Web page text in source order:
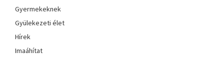
Gyermekeknek
Gyülekezeti élet
Hírek
Imaáhítat